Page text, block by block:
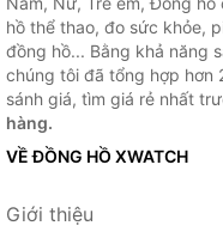
hồ thể thao, đo sức khỏe,
đồng hồ... Bằng khả năng
chúng tôi đã tổng hợp hơn
sánh giá, tìm giá rẻ nhất
hàng.
VỀ ĐỒNG HỒ XWATCH
Giới thiệu